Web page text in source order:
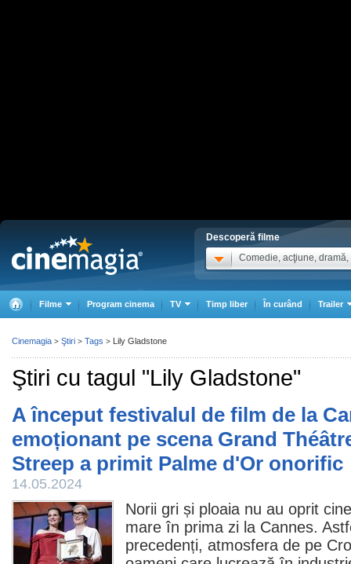
Descoperă filme
Comedie, acţiune, dramă,
Filme Program cinema TV Timp liber În curând Trailer
Ştiri cu tagul "Lily Gladstone"
A început festivalul de film de la
emoționant pe scena Grand
Streep a primit Palme d'Or onorific
14.05.2024
Norii gri și ploaia nu au oprit
mare în prima zi la Cannes.
precedenți, atmosfera de pe
Cinemagia > Ştiri > Tags > Lily Gladstone